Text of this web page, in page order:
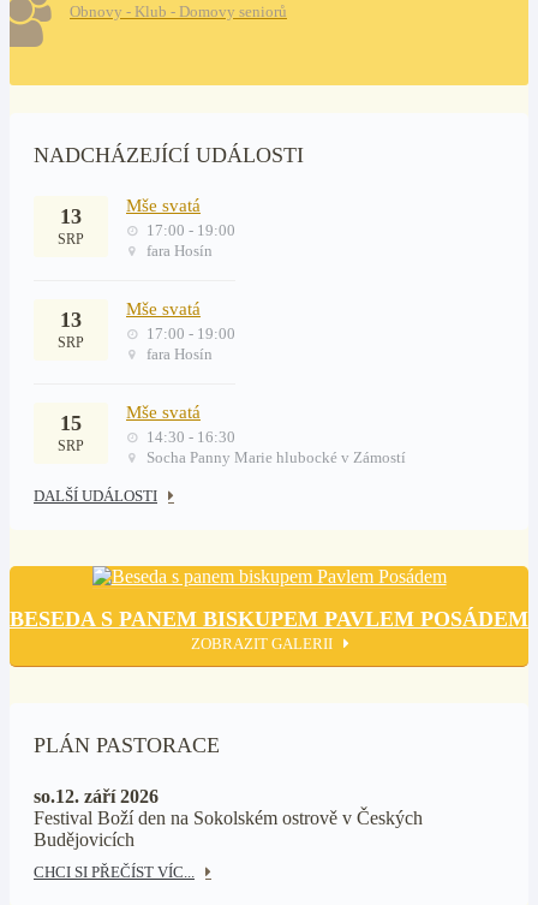
Obnovy - Klub - Domovy seniorů
NADCHÁZEJÍCÍ UDÁLOSTI
13
SRP
Mše svatá
17:00 - 19:00
fara Hosín
13
SRP
Mše svatá
17:00 - 19:00
fara Hosín
15
SRP
Mše svatá
14:30 - 16:30
Socha Panny Marie hlubocké v Zámostí
DALŠÍ UDÁLOSTI
BESEDA S PANEM BISKUPEM PAVLEM POSÁDEM
ZOBRAZIT GALERII
PLÁN PASTORACE
so.12. září 2026
Festival Boží den na Sokolském ostrově v Českých
Budějovicích
CHCI SI PŘEČÍST VÍC...